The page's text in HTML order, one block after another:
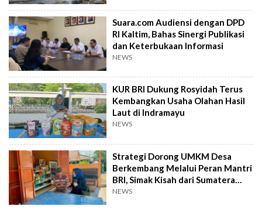
Suara.com Audiensi dengan DPD
RI Kaltim, Bahas Sinergi Publikasi
dan Keterbukaan Informasi
NEWS
KUR BRI Dukung Rosyidah Terus
Kembangkan Usaha Olahan Hasil
Laut di Indramayu
NEWS
Strategi Dorong UMKM Desa
Berkembang Melalui Peran Mantri
BRI, Simak Kisah dari Sumatera
Utara Ini
NEWS